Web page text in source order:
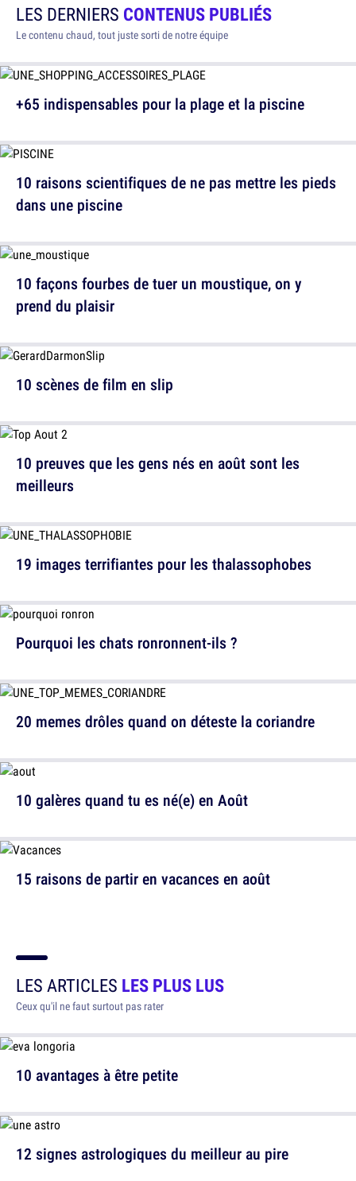
LES DERNIERS CONTENUS PUBLIÉS
Le contenu chaud, tout juste sorti de notre équipe
+65 indispensables pour la plage et la piscine
10 façons fourbes de tuer un moustique, on y
prend du plaisir
10 preuves que les gens nés en août sont les
meilleurs
Pourquoi les chats ronronnent-ils ?
10 galères quand tu es né(e) en Août
10 raisons scientifiques de ne pas mettre les pieds
dans une piscine
10 scènes de film en slip
19 images terrifiantes pour les thalassophobes
20 memes drôles quand on déteste la coriandre
15 raisons de partir en vacances en août
LES ARTICLES LES PLUS LUS
Ceux qu'il ne faut surtout pas rater
10 avantages à être petite
12 signes astrologiques du meilleur au pire